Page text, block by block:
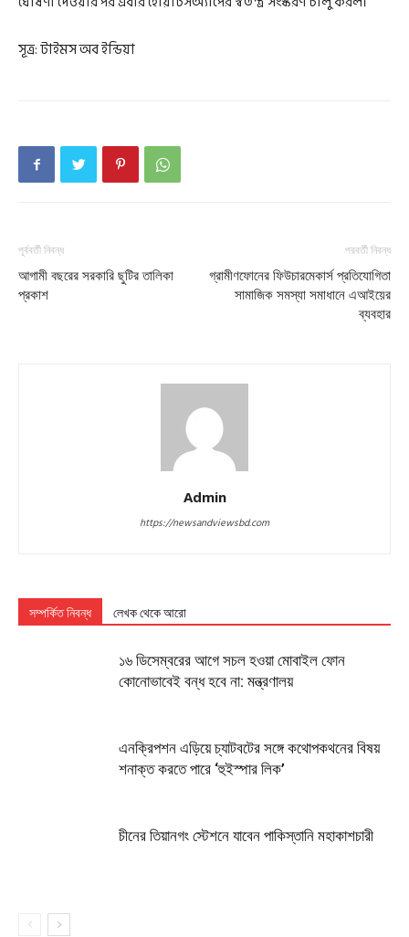
সূত্র: টাইমস অব ইন্ডিয়া
পূর্ববর্তী নিবন্ধ
আগামী বছরের সরকারি ছুটির তালিকা
প্রকাশ
পরবর্তী নিবন্ধ
গ্রামীণফোনের ফিউচারমেকার্স প্রতিযোগিতা
সামাজিক সমস্যা সমাধানে এআইয়ের
ব্যবহার
Admin
https://newsandviewsbd.com
সম্পর্কিত নিবন্ধ লেখক থেকে আরো
১৬ ডিসেম্বরের আগে সচল হওয়া মোবাইল ফোন
কোনোভাবেই বন্ধ হবে না: মন্ত্রণালয়
এনক্রিপশন এড়িয়ে চ্যাটবটের সঙ্গে কথোপকথনের বিষয়
শনাক্ত করতে পারে ‘হুইস্পার লিক’
চীনের তিয়ানগং স্টেশনে যাবেন পাকিস্তানি মহাকাশচারী